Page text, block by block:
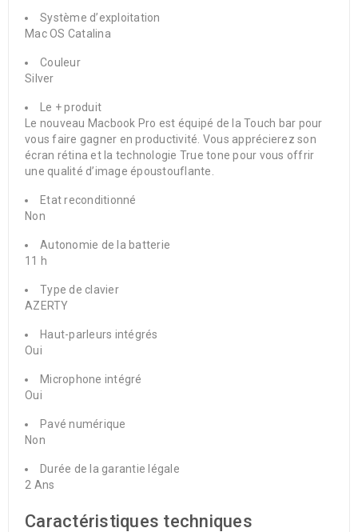
Système d’exploitation
Mac OS Catalina
Couleur
Silver
Le + produit
Le nouveau Macbook Pro est équipé de la Touch bar pour
vous faire gagner en productivité. Vous apprécierez son
écran rétina et la technologie True tone pour vous offrir
une qualité d’image époustouflante.
Etat reconditionné
Non
Autonomie de la batterie
11 h
Type de clavier
AZERTY
Haut-parleurs intégrés
Oui
Microphone intégré
Oui
Pavé numérique
Non
Durée de la garantie légale
2 Ans
Caractéristiques techniques